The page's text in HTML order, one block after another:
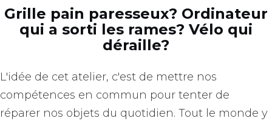
Grille pain paresseux? Ordinateur
qui a sorti les rames? Vélo qui
déraille?
L'idée de cet atelier, c'est de mettre nos
compétences en commun pour tenter de
réparer nos objets du quotidien. Tout le monde y